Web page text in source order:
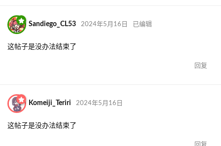
Sandiego_CL53 2024年5月16日 已编辑
这帖子是没办法结束了
回复
Komeiji_Teriri 2024年5月16日
这帖子是没办法结束了
回复